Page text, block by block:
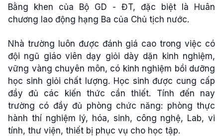
Bằng khen của Bộ GD - ĐT, đặc biệt là Huân
chương lao động hạng Ba của Chủ tịch nước.
Nhà trường luôn được đánh giá cao trong việc có
đội ngũ giáo viên dạy giỏi dày dặn kinh nghiệm,
vững vàng chuyên môn, có kinh nghiệm bồi dưỡng
học sinh giỏi chất lượng. Học sinh được cung cấp
đầy đủ các kiến thức cần thiết. Tính đến nay
trường có đầy đủ phòng chức năng: phòng thực
hành thí nghiệm lý, hóa, sinh, công nghệ, Lab, vi
tính, thư viện, thiết bị phục vụ cho học tập.